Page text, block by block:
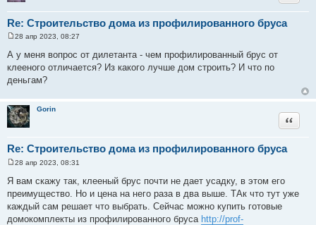
Re: Строительство дома из профилированного бруса
о
б
е
е
28 апр 2023, 08:27
А у меня вопрос от дилетанта - чем профилированный брус от
клееного отличается? Из какого лучше дом строить? И что по
деньгам?
Gorin
Re: Строительство дома из профилированного бруса
Цитата
о
б
е
н
28 апр 2023, 08:31
Я вам скажу так, клееный брус почти не дает усадку, в этом его
преимущество. Но и цена на него раза в два выше. ТАк что тут уже
каждый сам решает что выбрать. Сейчас можно купить готовые
домокомплекты из профилированного бруса http://prof-